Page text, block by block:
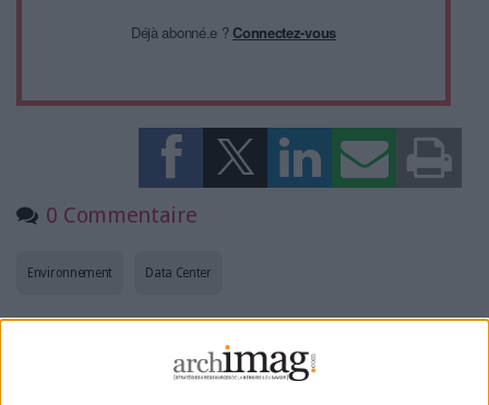
Déjà abonné.e ?Connectez-vous
0 Commentaire
Data Center
Environnement
Connectez-vousouinscrivez-vouspour publier un commentaire